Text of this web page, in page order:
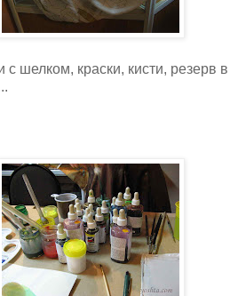
с шелком, краски, кисти, резерв в